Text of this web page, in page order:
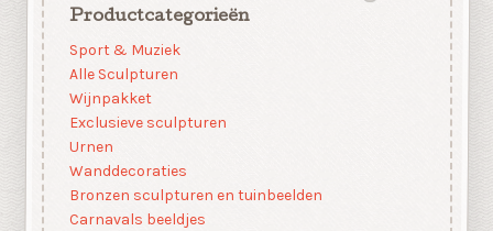
Productcategorieën
Sport & Muziek
Alle Sculpturen
Wijnpakket
Exclusieve sculpturen
Urnen
Wanddecoraties
Bronzen sculpturen en tuinbeelden
Carnavals beeldjes